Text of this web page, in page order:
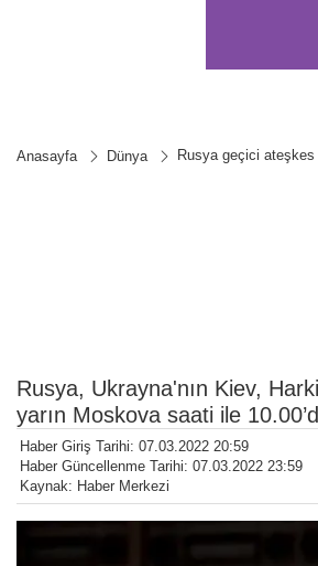
Anasayfa Dünya Rusya geçici ateşkes
Rusya, Ukrayna'nın Kiev,
yarın Moskova saati ile
Haber Giriş Tarihi: 07.03.2022 20:59
Haber Güncellenme Tarihi: 07.03.2022 23:59
Kaynak: Haber Merkezi